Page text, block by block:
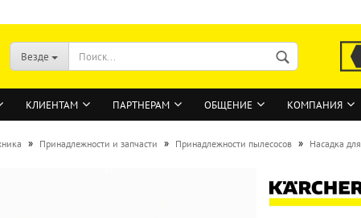
ВОЙТИ
Везде
КЛИЕНТАМ ПАРТНЕРАМ ОБЩЕНИЕ КОМПАНИЯ
» Принадлежности и запчасти » Принадлежности пылесосов » Насадка для